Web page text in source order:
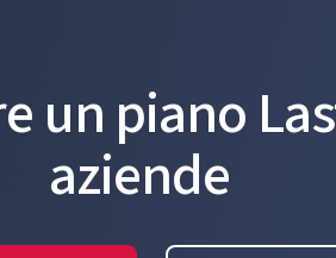
un piano
aziende